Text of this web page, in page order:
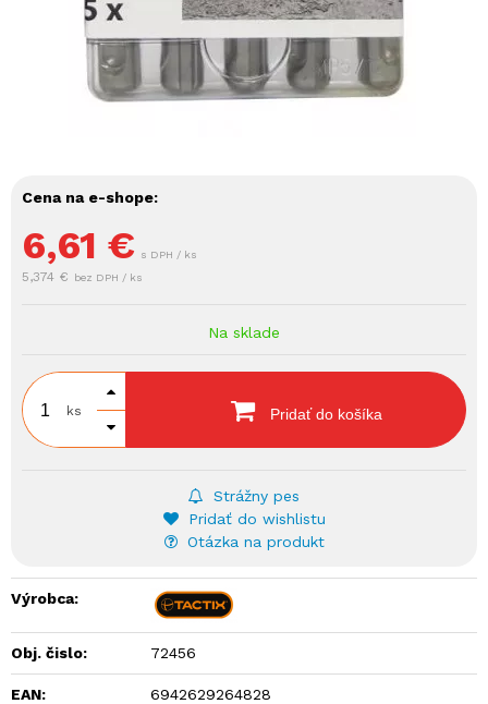
Cena na e-shope:
6,61 € s DPH / ks
5,374 € bez DPH / ks
Na sklade
ks Pridať do košíka
Strážny pes
Pridať do wishlistu
Otázka na produkt
Výrobca:
Obj. čislo: 72456
EAN: 6942629264828